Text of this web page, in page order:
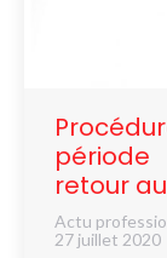
retour
Actu
27 juillet 2020